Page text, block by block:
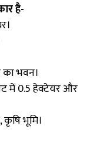
है-
का भवन।
में 0.5 हेक्टेयर और
भूमि।